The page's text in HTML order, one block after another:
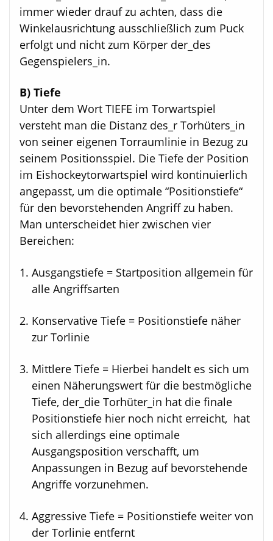
immer wieder drauf zu achten, dass die
Winkelausrichtung ausschließlich zum Puck
erfolgt und nicht zum Körper der_des
Gegenspielers_in.
B) Tiefe
Unter dem Wort TIEFE im Torwartspiel
versteht man die Distanz des_r Torhüters_in
von seiner eigenen Torraumlinie in Bezug zu
seinem Positionsspiel. Die Tiefe der Position
im Eishockeytorwartspiel wird kontinuierlich
angepasst, um die optimale “Positionstiefe“
für den bevorstehenden Angriff zu haben.
Man unterscheidet hier zwischen vier
Bereichen:
Ausgangstiefe = Startposition allgemein für
alle Angriffsarten
Konservative Tiefe = Positionstiefe näher
zur Torlinie
Mittlere Tiefe = Hierbei handelt es sich um
einen Näherungswert für die bestmögliche
Tiefe, der_die Torhüter_in hat die finale
Positionstiefe hier noch nicht erreicht, hat
sich allerdings eine optimale
Ausgangsposition verschafft, um
Anpassungen in Bezug auf bevorstehende
Angriffe vorzunehmen.
Aggressive Tiefe = Positionstiefe weiter von
der Torlinie entfernt